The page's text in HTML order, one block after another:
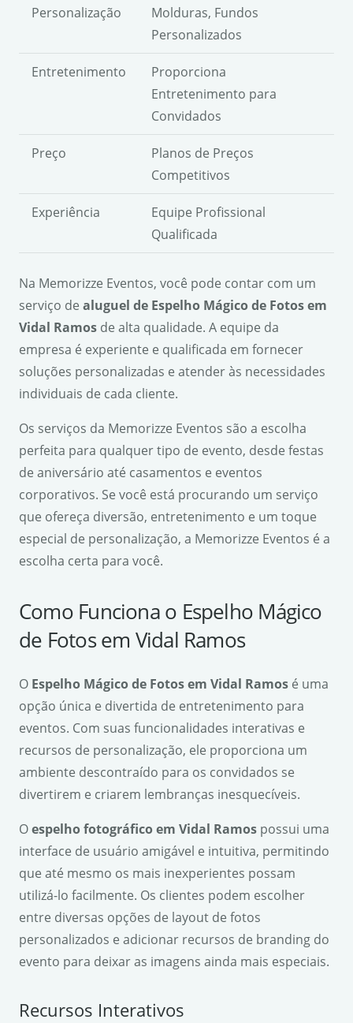
Personalização
Molduras, Fundos
Personalizados
Entretenimento
Proporciona
Entretenimento para
Convidados
Preço
Planos de Preços
Competitivos
Experiência
Equipe Profissional
Qualificada
Na Memorizze Eventos, você pode contar com um
serviço de aluguel de Espelho Mágico de Fotos em
Vidal Ramos de alta qualidade. A equipe da
empresa é experiente e qualificada em fornecer
soluções personalizadas e atender às necessidades
individuais de cada cliente.
Os serviços da Memorizze Eventos são a escolha
perfeita para qualquer tipo de evento, desde festas
de aniversário até casamentos e eventos
corporativos. Se você está procurando um serviço
que ofereça diversão, entretenimento e um toque
especial de personalização, a Memorizze Eventos é a
escolha certa para você.
Como Funciona o Espelho Mágico
de Fotos em Vidal Ramos
O Espelho Mágico de Fotos em Vidal Ramos é uma
opção única e divertida de entretenimento para
eventos. Com suas funcionalidades interativas e
recursos de personalização, ele proporciona um
ambiente descontraído para os convidados se
divertirem e criarem lembranças inesquecíveis.
Oespelho fotográfico em Vidal Ramos possui uma
interface de usuário amigável e intuitiva, permitindo
que até mesmo os mais inexperientes possam
utilizá-lo facilmente. Os clientes podem escolher
entre diversas opções de layout de fotos
personalizados e adicionar recursos de branding do
evento para deixar as imagens ainda mais especiais.
Recursos Interativos